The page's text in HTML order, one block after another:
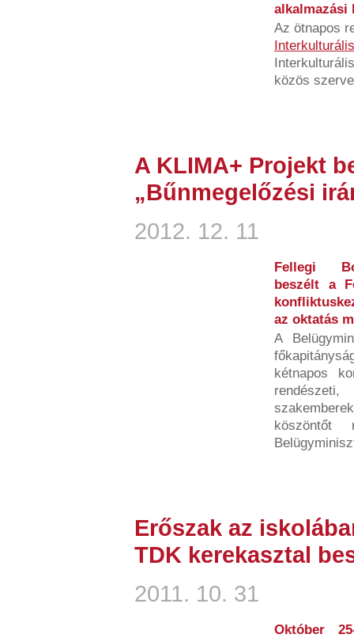
alkalmazási
Az ötnapos
közös
A KLIMA+ Projekt
„Bűnmegelőzési
2012. 12. 11
Fellegi
beszélt a
az oktatás
A
kétnapos
Erőszak az
TDK kerekasztal
2011. 10. 31
Október